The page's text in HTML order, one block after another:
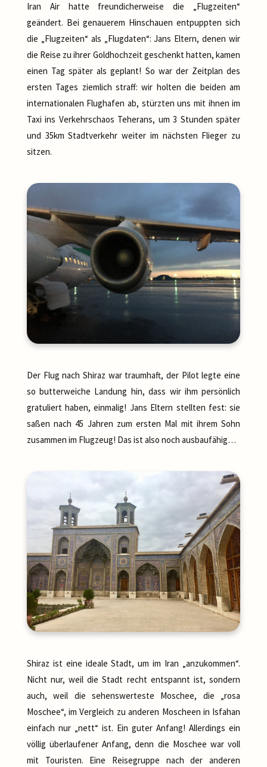
Iran Air hatte freundicherweise die „Flugzeiten“
geändert. Bei genauerem Hinschauen entpuppten sich
die „Flugzeiten“ als „Flugdaten“: Jans Eltern, denen wir
die Reise zu ihrer Goldhochzeit geschenkt hatten, kamen
einen Tag später als geplant! So war der Zeitplan des
ersten Tages ziemlich straff: wir holten die beiden am
internationalen Flughafen ab, stürzten uns mit ihnen im
Taxi ins Verkehrschaos Teherans, um 3 Stunden später
und 35km Stadtverkehr weiter im nächsten Flieger zu
sitzen.
Der Flug nach Shiraz war traumhaft, der Pilot legte eine
so butterweiche Landung hin, dass wir ihm persönlich
gratuliert haben, einmalig! Jans Eltern stellten fest: sie
saßen nach 45 Jahren zum ersten Mal mit ihrem Sohn
zusammen im Flugzeug! Das ist also noch ausbaufähig…
Shiraz ist eine ideale Stadt, um im Iran „anzukommen“.
Nicht nur, weil die Stadt recht entspannt ist, sondern
auch, weil die sehenswerteste Moschee, die „rosa
Moschee“, im Vergleich zu anderen Moscheen in Isfahan
einfach nur „nett“ ist. Ein guter Anfang! Allerdings ein
völlig überlaufener Anfang, denn die Moschee war voll
mit Touristen. Eine Reisegruppe nach der anderen